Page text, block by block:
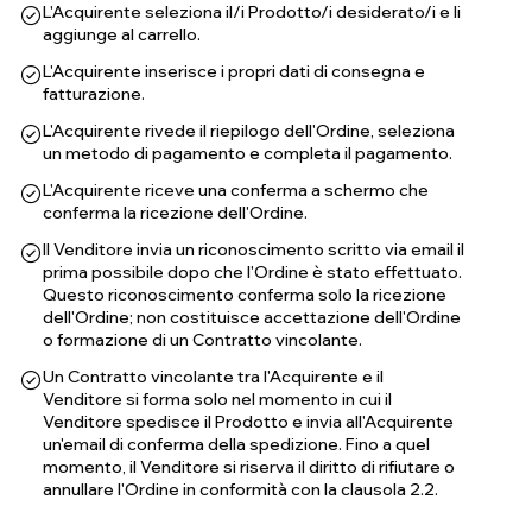
L'Acquirente seleziona il/i Prodotto/i desiderato/i e li
aggiunge al carrello.
L'Acquirente inserisce i propri dati di consegna e
fatturazione.
L'Acquirente rivede il riepilogo dell'Ordine, seleziona
un metodo di pagamento e completa il pagamento.
L'Acquirente riceve una conferma a schermo che
conferma la ricezione dell'Ordine.
Il Venditore invia un riconoscimento scritto via email il
prima possibile dopo che l'Ordine è stato effettuato.
Questo riconoscimento conferma solo la ricezione
dell'Ordine; non costituisce accettazione dell'Ordine
o formazione di un Contratto vincolante.
Un Contratto vincolante tra l'Acquirente e il
Venditore si forma solo nel momento in cui il
Venditore spedisce il Prodotto e invia all'Acquirente
un'email di conferma della spedizione. Fino a quel
momento, il Venditore si riserva il diritto di rifiutare o
annullare l'Ordine in conformità con la clausola 2.2.